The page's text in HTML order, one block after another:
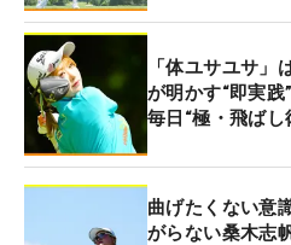
「体ユサユサ
が明かす“即実
毎日“極・飛ばし
曲げたくない意
がらない桑木志